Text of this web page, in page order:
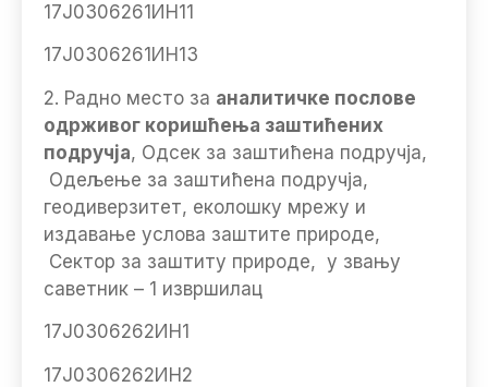
17Ј0306261ИН11
17Ј0306261ИН13
2. Радно место за аналитичке послове
одрживог коришћења заштићених
подручја, Одсек за заштићена подручја,
Одељење за заштићена подручја,
геодиверзитет, еколошку мрежу и
издавање услова заштите природе,
Сектор за заштиту природе, у звању
саветник – 1 извршилац
17Ј0306262ИН1
17Ј0306262ИН2